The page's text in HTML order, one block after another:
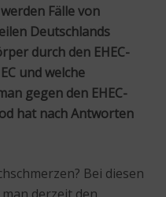
Fälle von
Deutschlands
durch den EHEC-
und welche
gegen den EHEC-
hat nach Antworten
Bei diesen
derzeit den